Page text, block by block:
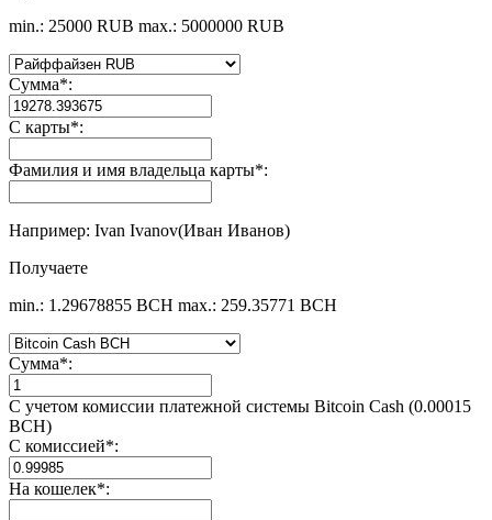
min.: 25000 RUB max.: 5000000 RUB
Сумма*:
С карты*:
Фамилия и имя владельца карты*:
Например: Ivan Ivanov(Иван Иванов)
Получаете
min.: 1.29678855 BCH max.: 259.35771 BCH
Сумма*:
С учетом комиссии платежной системы Bitcoin Cash (0.00015
BCH)
С комиссией*:
На кошелек*: